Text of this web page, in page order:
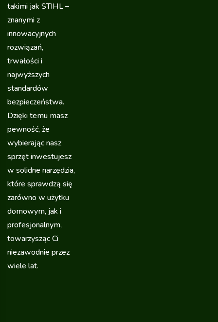
takimi jak STIHL –
znanymi z
innowacyjnych
rozwiązań,
trwałości i
najwyższych
standardów
bezpieczeństwa.
Dzięki temu masz
pewność, że
wybierając nasz
sprzęt inwestujesz
w solidne narzędzia,
które sprawdzą się
zarówno w użytku
domowym, jak i
profesjonalnym,
towarzysząc Ci
niezawodnie przez
wiele lat.